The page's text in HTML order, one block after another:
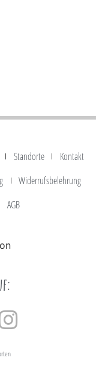
Standorte
Kontakt
Widerrufsbelehrung
AGB